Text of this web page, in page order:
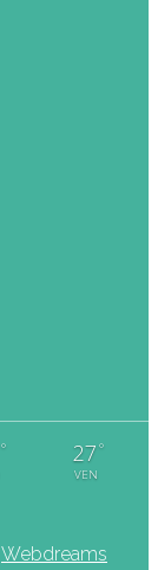
° 27 °
VEN
Webdreams